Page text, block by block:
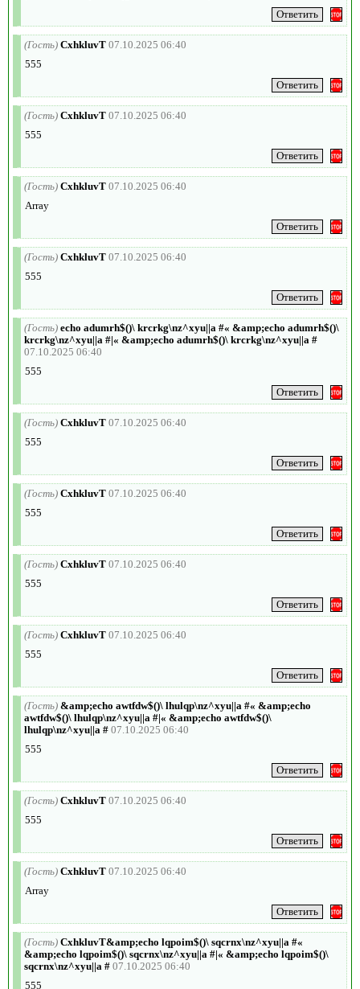
(Гость) CxhkluvT 07.10.2025 06:40
555
(Гость) CxhkluvT 07.10.2025 06:40
555
(Гость) CxhkluvT 07.10.2025 06:40
Array
(Гость) CxhkluvT 07.10.2025 06:40
555
(Гость) echo adumrh$()\ krcrkg\nz^xyu||a #« &amp;echo adumrh$()\
krcrkg\nz^xyu||a #|« &amp;echo adumrh$()\ krcrkg\nz^xyu||a #
07.10.2025 06:40
555
(Гость) CxhkluvT 07.10.2025 06:40
555
(Гость) CxhkluvT 07.10.2025 06:40
555
(Гость) CxhkluvT 07.10.2025 06:40
555
(Гость) CxhkluvT 07.10.2025 06:40
555
(Гость) &amp;echo awtfdw$()\ lhulqp\nz^xyu||a #« &amp;echo
awtfdw$()\ lhulqp\nz^xyu||a #|« &amp;echo awtfdw$()\
lhulqp\nz^xyu||a # 07.10.2025 06:40
555
(Гость) CxhkluvT 07.10.2025 06:40
555
(Гость) CxhkluvT 07.10.2025 06:40
Array
(Гость) CxhkluvT&amp;echo lqpoim$()\ sqcrnx\nz^xyu||a #«
&amp;echo lqpoim$()\ sqcrnx\nz^xyu||a #|« &amp;echo lqpoim$()\
sqcrnx\nz^xyu||a # 07.10.2025 06:40
555